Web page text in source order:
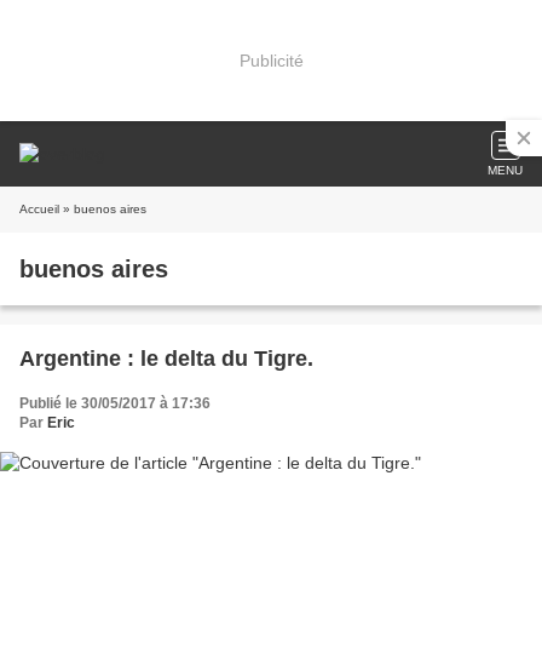
Publicité
MENU
Accueil » buenos aires
buenos aires
Argentine : le delta du Tigre.
Publié le 30/05/2017 à 17:36
Par Eric